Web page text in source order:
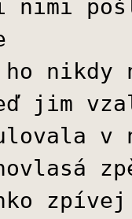
nimi
nikdy
jim
v
zpívej